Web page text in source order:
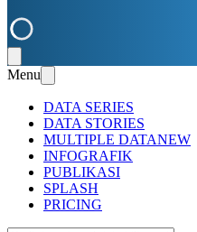
Menu
DATA SERIES
DATA STORIES
MULTIPLE DATANEW
INFOGRAFIK
PUBLIKASI
SPLASH
PRICING